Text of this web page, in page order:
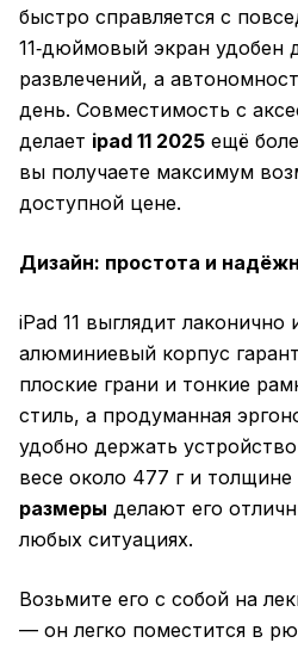
быстро справляется с
11‑дюймовый экран удобен
развлечений, а
день. Совместимость с
делает ipad 11 2025 ещё
вы получаете максимум
доступной цене.
Дизайн: простота и
iPad 11 выглядит лаконично
алюминиевый корпус
плоские грани и тонкие
стиль, а продуманная
удобно держать
весе около 477 г и
размеры делают его
любых ситуациях.
Возьмите его с собой на
— он легко поместится в